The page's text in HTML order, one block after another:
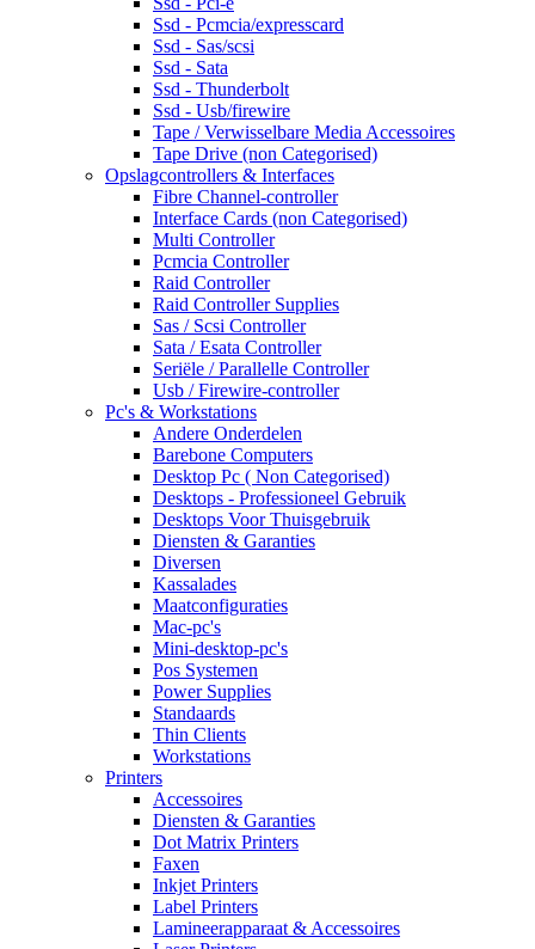
Ssd - Pcmcia/expresscard
Ssd - Sas/scsi
Ssd - Sata
Ssd - Thunderbolt
Ssd - Usb/firewire
Tape / Verwisselbare Media Accessoires
Tape Drive (non Categorised)
Opslagcontrollers & Interfaces
Fibre Channel-controller
Interface Cards (non Categorised)
Multi Controller
Pcmcia Controller
Raid Controller
Raid Controller Supplies
Sas / Scsi Controller
Sata / Esata Controller
Seriële / Parallelle Controller
Usb / Firewire-controller
Pc's & Workstations
Andere Onderdelen
Barebone Computers
Desktop Pc ( Non Categorised)
Desktops - Professioneel Gebruik
Desktops Voor Thuisgebruik
Diensten & Garanties
Diversen
Kassalades
Maatconfiguraties
Mac-pc's
Mini-desktop-pc's
Pos Systemen
Power Supplies
Standaards
Thin Clients
Workstations
Printers
Accessoires
Diensten & Garanties
Dot Matrix Printers
Faxen
Inkjet Printers
Label Printers
Lamineerapparaat & Accessoires